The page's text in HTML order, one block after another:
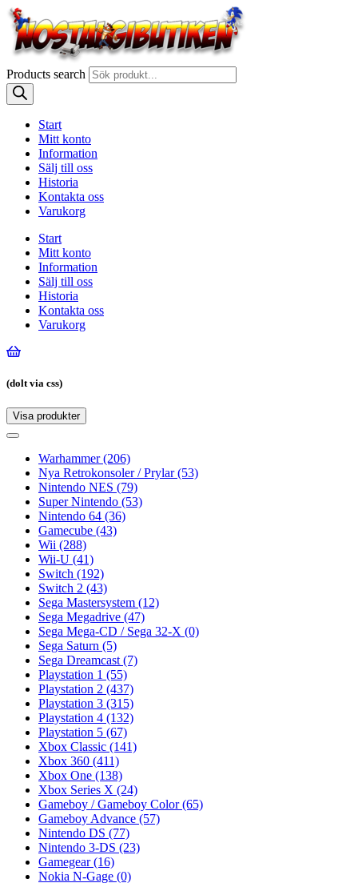
Products search
Start
Mitt konto
Information
Sälj till oss
Historia
Kontakta oss
Varukorg
Start
Mitt konto
Information
Sälj till oss
Historia
Kontakta oss
Varukorg
(dolt via css)
Visa produkter
Toggle
Toggle
navigationWarhammer(206)
Nya Retrokonsoler / Prylar(53)
Nintendo NES (79)
Super Nintendo (53)
Nintendo 64 (36)
Gamecube (43)
Wii (288)
Wii-U (41)
Switch (192)
Switch 2 (43)
Sega Mastersystem (12)
Sega Megadrive (47)
Sega Mega-CD / Sega 32-X (0)
Sega Saturn (5)
Sega Dreamcast (7)
Playstation 1 (55)
Playstation 2 (437)
Playstation 3 (315)
Playstation 4 (132)
Playstation 5 (67)
Xbox Classic (141)
Xbox 360 (411)
Xbox One (138)
Xbox Series X (24)
Gameboy / Gameboy Color(65)
Gameboy Advance (57)
Nintendo DS (77)
Nintendo 3-DS (23)
Gamegear(16)
Nokia N-Gage (0)